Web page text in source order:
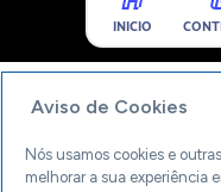
INICIO
Aviso de Cookies
Nós usamos cookies e
melhorar a sua experiência